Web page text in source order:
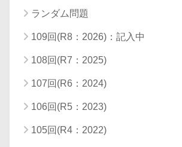
ランダム問題
109回(R8：2026)：記入中
108回(R7：2025)
107回(R6：2024)
106回(R5：2023)
105回(R4：2022)